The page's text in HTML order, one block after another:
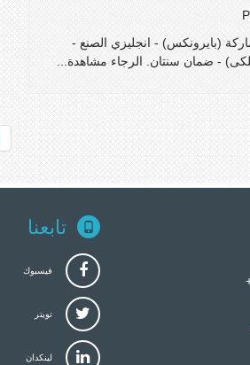
(بايرونكس) - انجليزي الصنع -
- ضمان سنتان. الرجاء مشاهدة...
تابعنا
فيسبوك
تويتر
لينكدان